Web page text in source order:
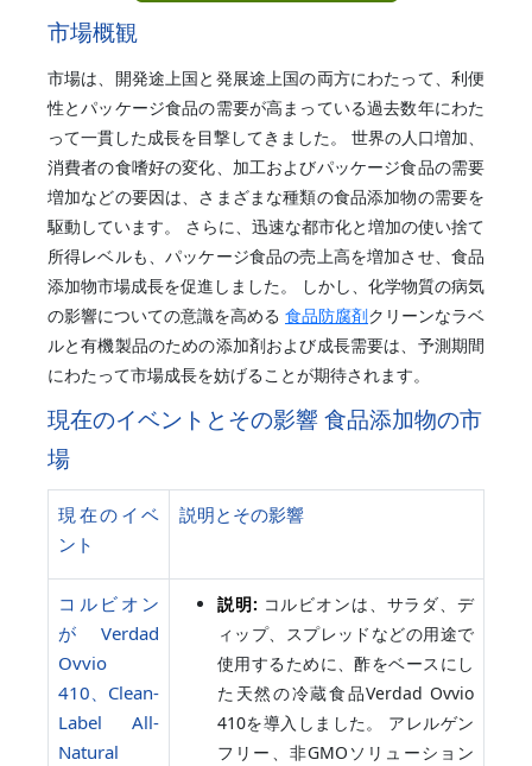
市場概観
市場は、開発途上国と発展途上国の両方にわたって、利便
性とパッケージ食品の需要が高まっている過去数年にわた
って一貫した成長を目撃してきました。 世界の人口増加、
消費者の食嗜好の変化、加工およびパッケージ食品の需要
増加などの要因は、さまざまな種類の食品添加物の需要を
駆動しています。 さらに、迅速な都市化と増加の使い捨て
所得レベルも、パッケージ食品の売上高を増加させ、食品
添加物市場成長を促進しました。 しかし、化学物質の病気
の影響についての意識を高める 食品防腐剤クリーンなラベ
ルと有機製品のための添加剤および成長需要は、予測期間
にわたって市場成長を妨げることが期待されます。
現在のイベントとその影響 食品添加物の市
場
現在のイベ
ント
説明とその影響
コルビオン
がVerdad
Ovvio
410、Clean-
Label All-
Natural
説明: コルビオンは、サラダ、デ
ィップ、スプレッドなどの用途で
使用するために、酢をベースにし
た天然の冷蔵食品Verdad Ovvio
410を導入しました。 アレルゲン
フリー、非GMOソリューション